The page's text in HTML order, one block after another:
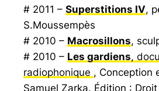
# 2011 – Superstitions IV,
S.Moussempès
# 2010 – Macrosillons,
# 2010 – Les gardiens,
radiophonique , Conception
Samuel Zarka. Édition :